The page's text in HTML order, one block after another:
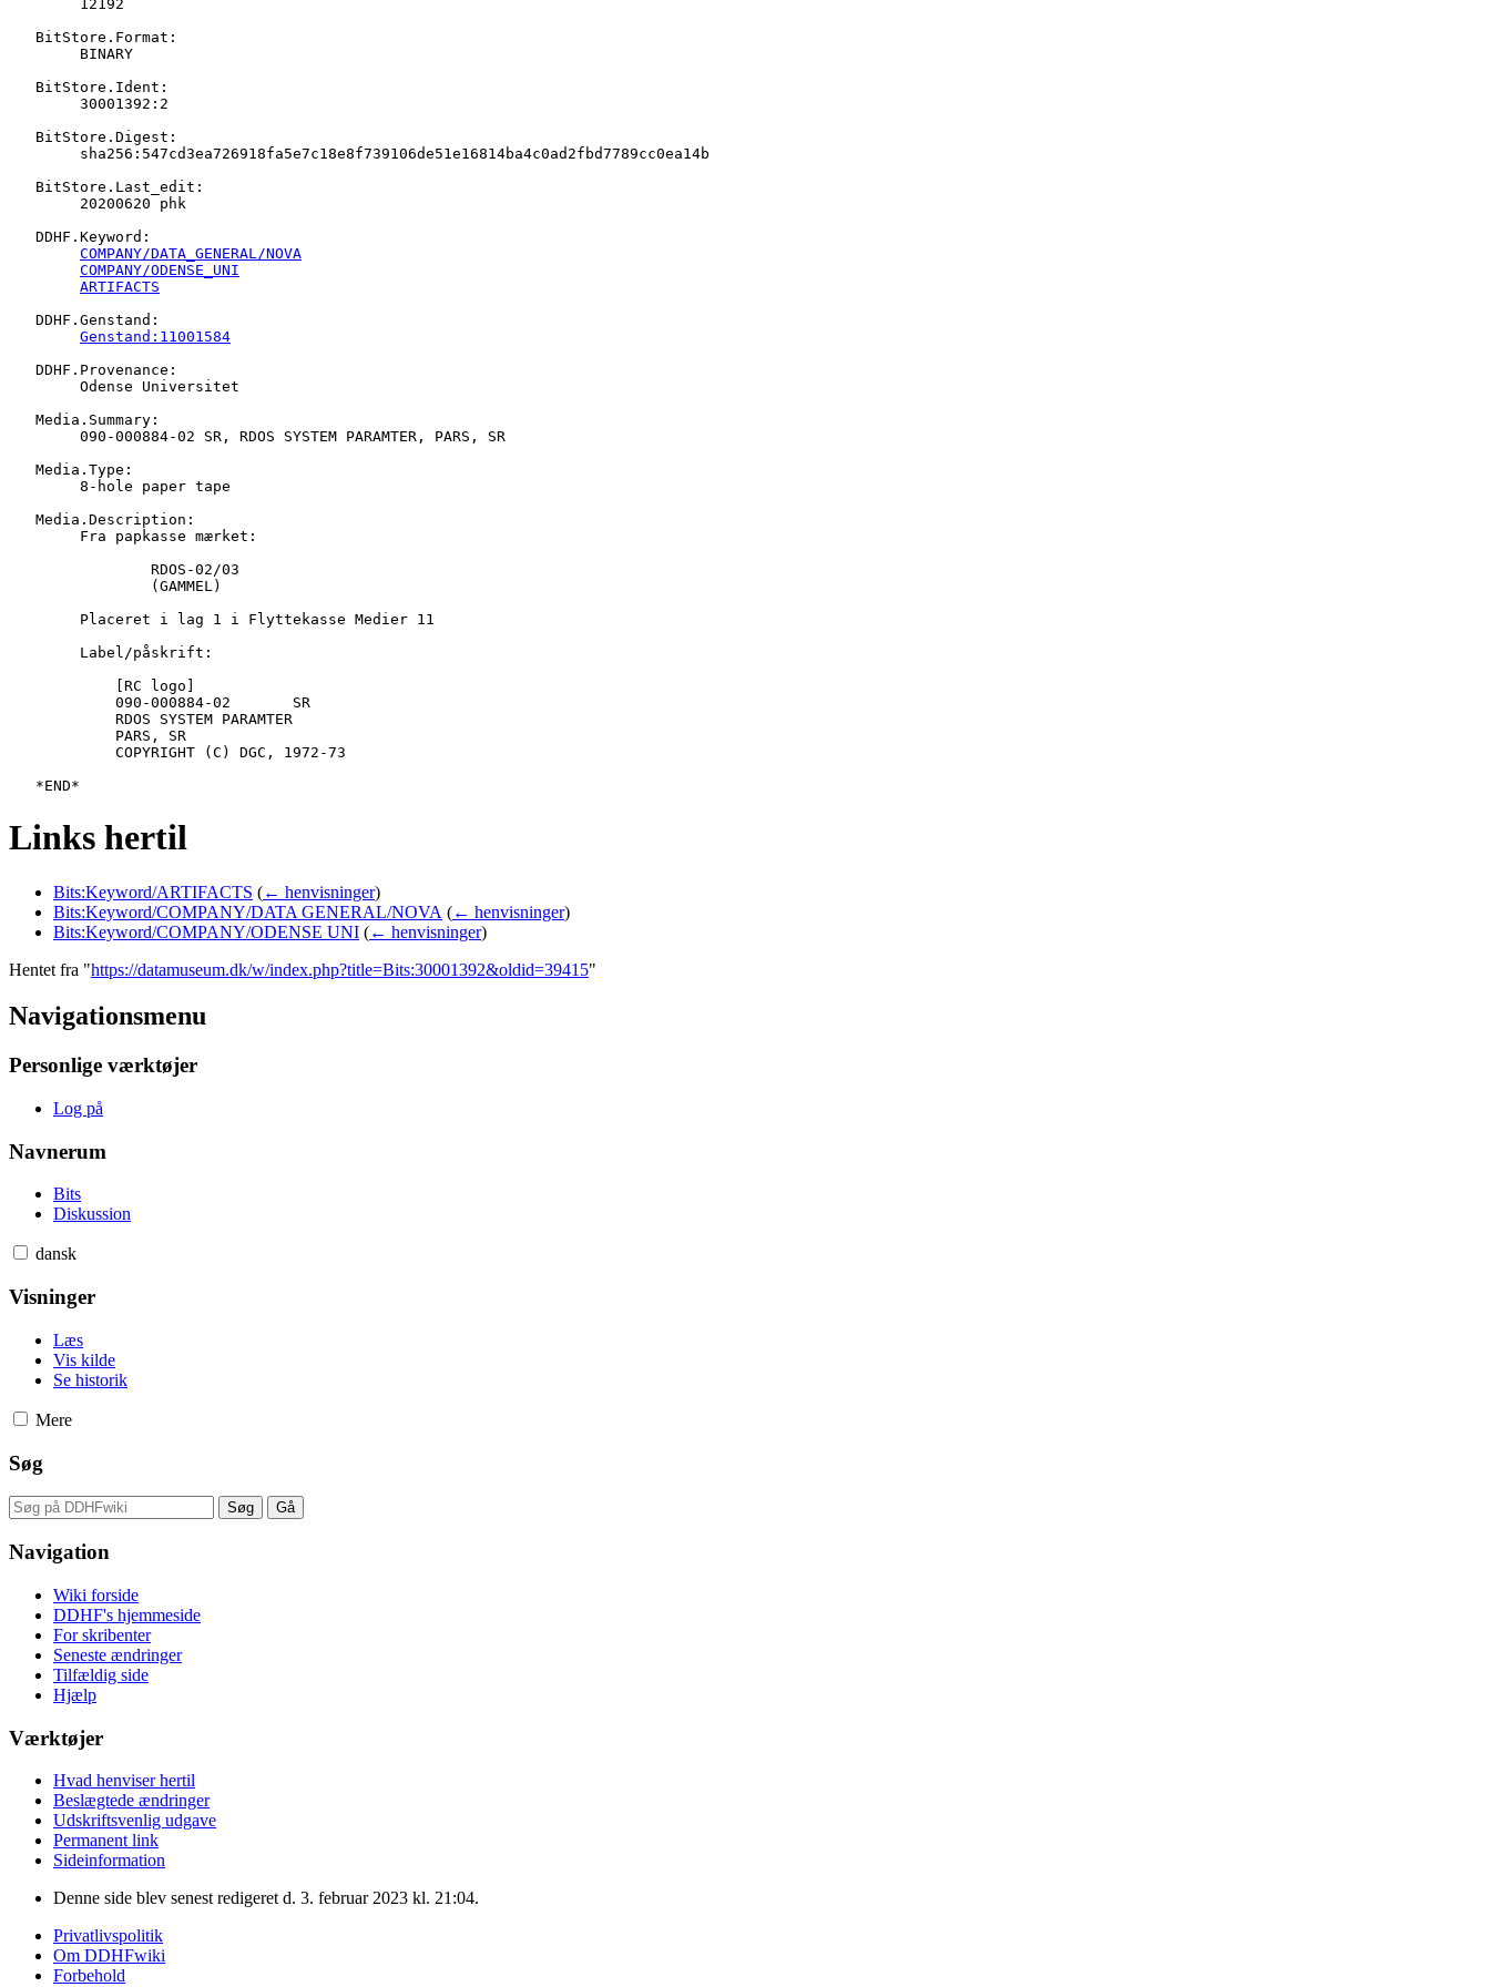
   BitStore.Format:
   BitStore.Ident:
   BitStore.Digest:
   BitStore.Last_edit:
   DDHF.Keyword:
COMPANY/DATA_GENERAL/NOVA
COMPANY/ODENSE_UNI
ARTIFACTS
   DDHF.Genstand:
Genstand:11001584
   DDHF.Provenance:
   Media.Summary:
   Media.Type:
   Media.Description:
Links hertil
Bits:Keyword/ARTIFACTS (← henvisninger)
Bits:Keyword/COMPANY/DATA GENERAL/NOVA (← henvisninger)
Bits:Keyword/COMPANY/ODENSE UNI (← henvisninger)
Hentet fra "https://datamuseum.dk/w/index.php?title=Bits:30001392&oldid=39415"
Navigationsmenu
Personlige værktøjer
Log på
Navnerum
Bits
Diskussion
dansk
Visninger
Læs
Vis kilde
Se historik
Mere
Søg
Navigation
Wiki forside
DDHF's hjemmeside
For skribenter
Seneste ændringer
Tilfældig side
Hjælp
Værktøjer
Hvad henviser hertil
Beslægtede ændringer
Udskriftsvenlig udgave
Permanent link
Sideinformation
Denne side blev senest redigeret d. 3. februar 2023 kl. 21:04.
Privatlivspolitik
Om DDHFwiki
Forbehold